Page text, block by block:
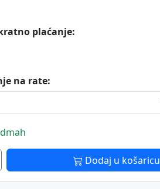
plaćanje:
na rate:
Dodaj u košaricu